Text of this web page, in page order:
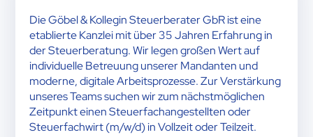
Die Göbel & Kollegin Steuerberater GbR ist eine
etablierte Kanzlei mit über 35 Jahren Erfahrung in
der Steuerberatung. Wir legen großen Wert auf
individuelle Betreuung unserer Mandanten und
moderne, digitale Arbeitsprozesse. Zur Verstärkung
unseres Teams suchen wir zum nächstmöglichen
Zeitpunkt einen Steuerfachangestellten oder
Steuerfachwirt (m/w/d) in Vollzeit oder Teilzeit.